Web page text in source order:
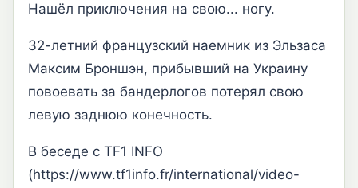
Нашёл приключения на свою... ногу.
32-летний французский наемник из Эльзаса
Максим Броншэн, прибывший на Украину
повоевать за бандерлогов потерял свою
левую заднюю конечность.
В беседе с TF1 INFO
(https://www.tf1info.fr/international/video-